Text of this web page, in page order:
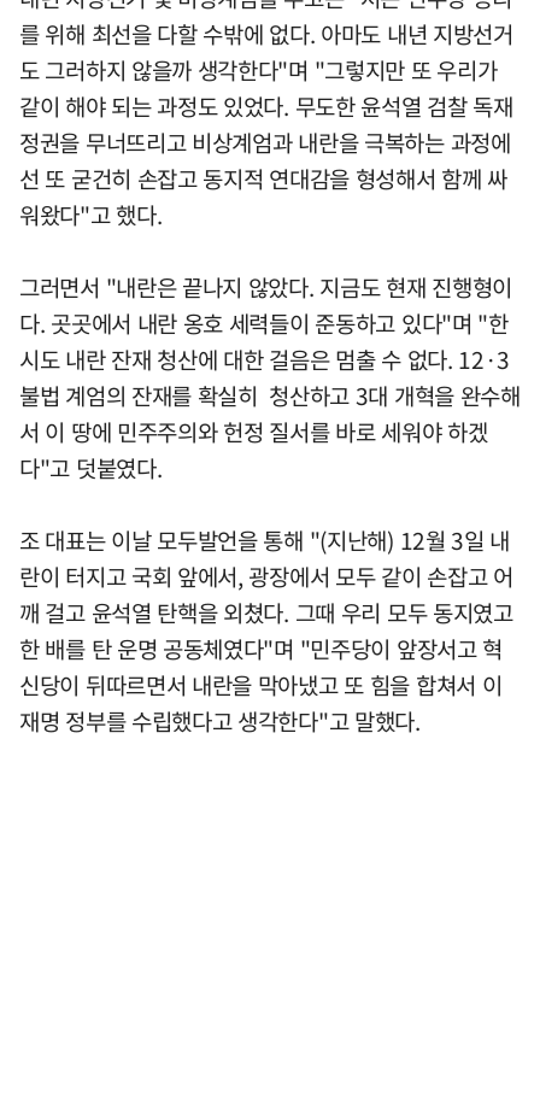
를 위해 최선을 다할 수밖에 없다. 아마도 내년 지방선거
도 그러하지 않을까 생각한다"며 "그렇지만 또 우리가
같이 해야 되는 과정도 있었다. 무도한 윤석열 검찰 독재
정권을 무너뜨리고 비상계엄과 내란을 극복하는 과정에
선 또 굳건히 손잡고 동지적 연대감을 형성해서 함께 싸
워왔다"고 했다.
그러면서 "내란은 끝나지 않았다. 지금도 현재 진행형이
다. 곳곳에서 내란 옹호 세력들이 준동하고 있다"며 "한
시도 내란 잔재 청산에 대한 걸음은 멈출 수 없다. 12·3
불법 계엄의 잔재를 확실히 청산하고 3대 개혁을 완수해
서 이 땅에 민주주의와 헌정 질서를 바로 세워야 하겠
다"고 덧붙였다.
조 대표는 이날 모두발언을 통해 "(지난해) 12월 3일 내
란이 터지고 국회 앞에서, 광장에서 모두 같이 손잡고 어
깨 걸고 윤석열 탄핵을 외쳤다. 그때 우리 모두 동지였고
한 배를 탄 운명 공동체였다"며 "민주당이 앞장서고 혁
신당이 뒤따르면서 내란을 막아냈고 또 힘을 합쳐서 이
재명 정부를 수립했다고 생각한다"고 말했다.